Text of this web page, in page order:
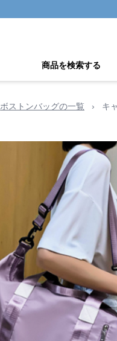
商品を検索する
ボストンバッグの一覧 › キ